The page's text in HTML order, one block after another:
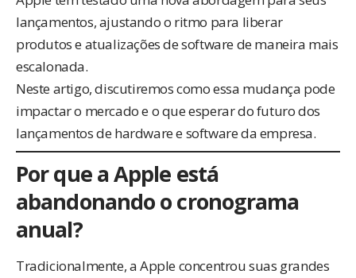
lançamentos, ajustando o ritmo para liberar
produtos e atualizações de software de maneira mais
escalonada.
Neste artigo, discutiremos como essa mudança pode
impactar o mercado e o que esperar do futuro dos
lançamentos de hardware e software da empresa.
Por que a Apple está
abandonando o cronograma
anual?
Tradicionalmente, a Apple concentrou suas grandes